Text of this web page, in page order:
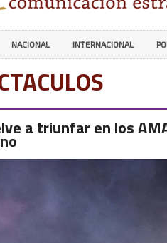
NACIONAL INTERNACIONAL
a triunfar en los